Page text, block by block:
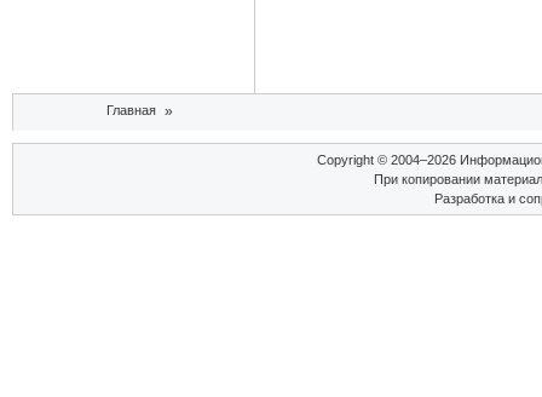
Главная »
Copyright © 2004–2026
При копировании
Разработка и